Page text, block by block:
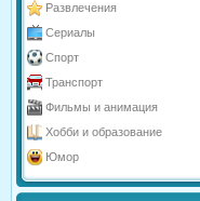
Развлечения
Сериалы
Спорт
Транспорт
Фильмы и анимация
Хобби и образование
Юмор